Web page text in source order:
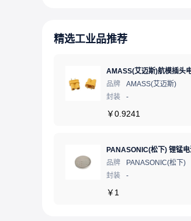
精选工业品推荐
品牌
AMASS(艾迈斯)
封装
-
￥0.9241
品牌
PANASONIC(松下)
封装
-
￥ 1